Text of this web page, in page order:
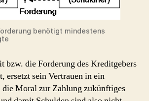
benötigt mindestens
bzw. die Forderung des Kreditgebers
ersetzt sein Vertrauen in ein
die Moral zur Zahlung zukünftiges